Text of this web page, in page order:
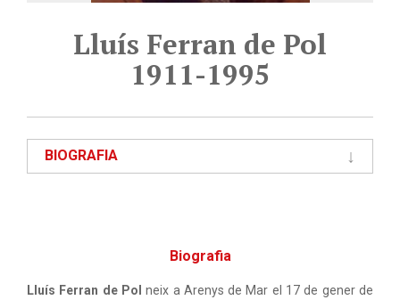
Lluís Ferran de Pol
1911-1995
BIOGRAFIA
Biografia
Lluís Ferran de Pol neix a Arenys de Mar el 17 de gener de